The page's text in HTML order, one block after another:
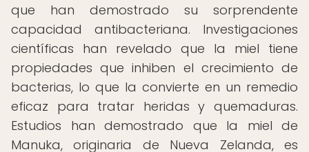
que han demostrado su sorprendente
capacidad antibacteriana. Investigaciones
científicas han revelado que la miel tiene
propiedades que inhiben el crecimiento de
bacterias, lo que la convierte en un remedio
eficaz para tratar heridas y quemaduras.
Estudios han demostrado que la miel de
Manuka, originaria de Nueva Zelanda, es